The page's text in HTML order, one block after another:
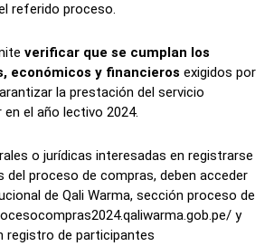
referido proceso.
verificar que se cumplan los
económicos y financieros exigidos por
la prestación del servicio
el año lectivo 2024.
o jurídicas interesadas en registrarse
proceso de compras, deben acceder
de Qali Warma, sección proceso de
y
registro de participantes